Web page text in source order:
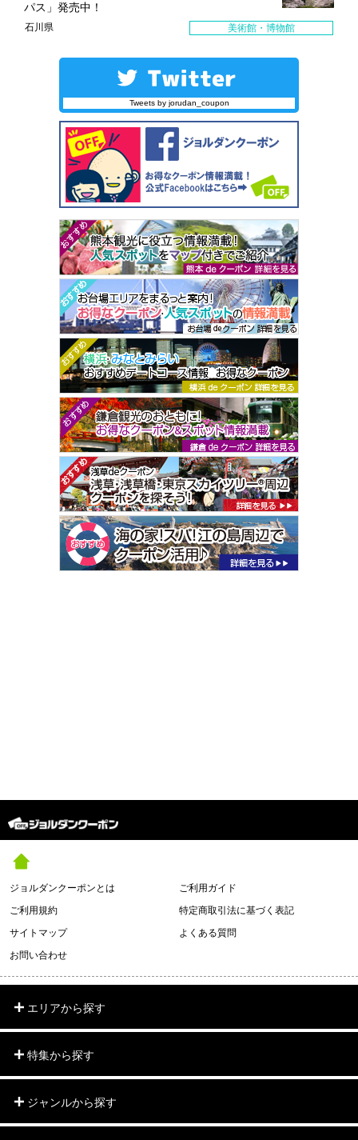
パス」発売中！
石川県 美術館・博物館
Tweets by jorudan_coupon
ジョルダンクーポンとは
ご利用ガイド
ご利用規約
特定商取引法に基づく表記
サイトマップ
よくある質問
お問い合わせ
エリアから探す
特集から探す
ジャンルから探す